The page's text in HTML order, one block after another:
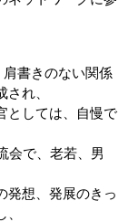
書きのない関係
れ、
としては、自慢で
会で、老若、男
発想、発展のきっ